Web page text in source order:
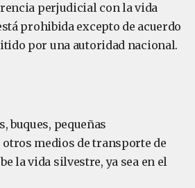
perjudicial con la vida
prohibida excepto de acuerdo
por una autoridad nacional.
buques, pequeñas
otros medios de transporte de
la vida silvestre, ya sea en el